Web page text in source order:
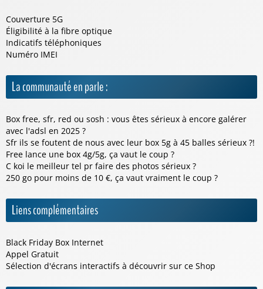
Couverture 5G
Éligibilité à la fibre optique
Indicatifs téléphoniques
Numéro IMEI
La communauté en parle :
Box free, sfr, red ou sosh : vous êtes sérieux à encore galérer
avec l'adsl en 2025 ?
Sfr ils se foutent de nous avec leur box 5g à 45 balles sérieux ?!
Free lance une box 4g/5g, ça vaut le coup ?
C koi le meilleur tel pr faire des photos sérieux ?
250 go pour moins de 10 €, ça vaut vraiment le coup ?
Liens complémentaires
Black Friday Box Internet
Appel Gratuit
Sélection d'écrans interactifs à découvrir sur ce Shop